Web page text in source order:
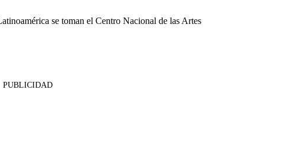
se toman el Centro Nacional de las Artes
PUBLICIDAD